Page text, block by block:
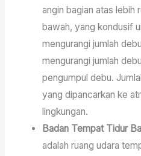
angin bagian atas lebih
bawah, yang kondusif
mengurangi jumlah
mengurangi jumlah
pengumpul debu.
yang dipancarkan ke
lingkungan.
Badan Tempat Tidur
adalah ruang udara